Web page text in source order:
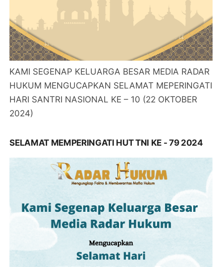
KAMI SEGENAP KELUARGA BESAR MEDIA RADAR
HUKUM MENGUCAPKAN SELAMAT MEPERINGATI
HARI SANTRI NASIONAL KE – 10 (22 OKTOBER
2024)
SELAMAT MEMPERINGATI HUT TNI KE - 79 2024